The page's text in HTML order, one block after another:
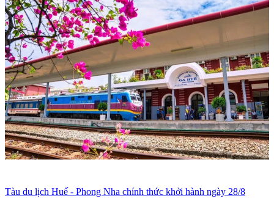
Tàu du lịch Huế - Phong Nha chính thức khởi hành ngày 28/8